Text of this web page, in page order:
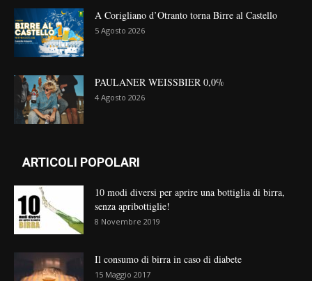
A Corigliano d’Otranto torna Birre al Castello
5 Agosto 2026
PAULANER WEISSBIER 0,0%
4 Agosto 2026
ARTICOLI POPOLARI
10 modi diversi per aprire una bottiglia di birra,
senza apribottiglie!
8 Novembre 2019
Il consumo di birra in caso di diabete
15 Maggio 2017